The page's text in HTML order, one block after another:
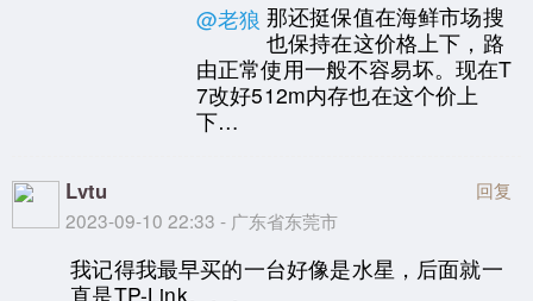
@老狼 那还挺保值在海鲜市场搜
也保持在这价格上下，路
由正常使用一般不容易坏。现在T
7改好512m内存也在这个价上
下…
Lvtu
2023-09-10 22:33 - 广东省东莞市
回复
我记得我最早买的一台好像是水星，后面就一
直是TP-Link。。。